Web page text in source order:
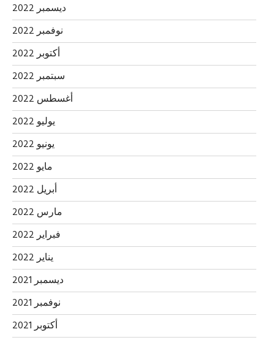
ديسمبر 2022
نوفمبر 2022
أكتوبر 2022
سبتمبر 2022
أغسطس 2022
يوليو 2022
يونيو 2022
مايو 2022
أبريل 2022
مارس 2022
فبراير 2022
يناير 2022
ديسمبر 2021
نوفمبر 2021
أكتوبر 2021